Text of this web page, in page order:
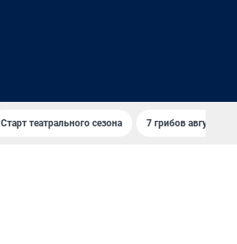
Старт театрального сезона 7 грибов августа